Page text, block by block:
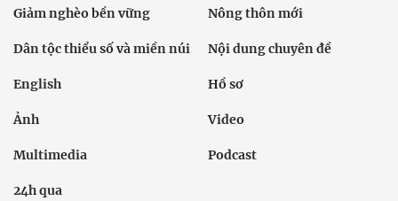
Giảm nghèo bền vững Nông thôn mới
Dân tộc thiểu số và miền núi Nội dung chuyên đề
English Hồ sơ
Ảnh Video
Multimedia Podcast
24h qua